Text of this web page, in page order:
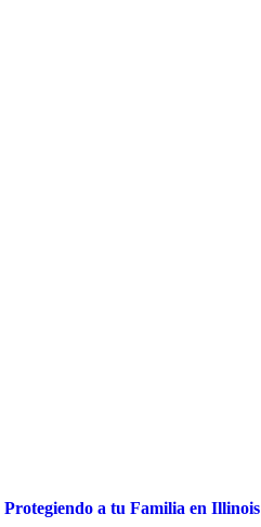
Protegiendo a tu Familia en Illinois